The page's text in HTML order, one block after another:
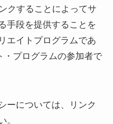
クすることによってサ
手段を提供することを
エイトプログラムであ
・プログラムの参加者で
ーについては、リンク
。